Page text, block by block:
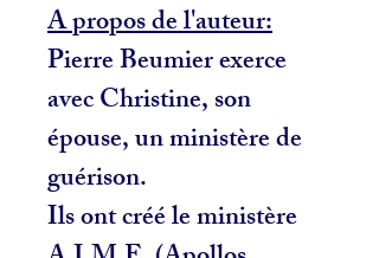
A propos de l'auteur:
Pierre Beumier exerce
avec Christine, son
épouse, un ministère de
guérison.
Ils ont créé le ministère